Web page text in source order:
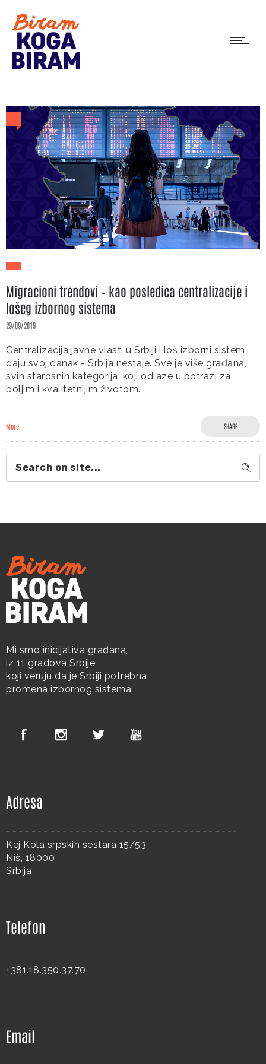
Migracioni trendovi – kao posledica centralizacije i
lošeg izbornog sistema
29/09/2019
Centralizacija javne vlasti u Srbiji i loš izborni sistem,
daju svoj danak - Srbija nestaje. Sve je više građana,
svih starosnih kategorija, koji odlaze u potrazi za
boljim i kvalitetnijim životom.
More SHARE
Mi smo inicijativa građana,
iz 11 gradova Srbije,
koji veruju da je Srbiji potrebna
promena izbornog sistema.
Adresa
Kej Kola srpskih sestara 15/53
Niš, 18000
Srbija
Telefon
+381.18.350.37.70
Email